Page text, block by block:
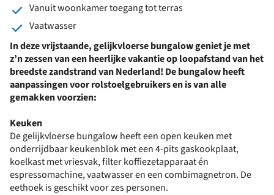
Vanuit woonkamer toegang tot terras
Vaatwasser
In deze vrijstaande, gelijkvloerse bungalow geniet je met
z’n zessen van een heerlijke vakantie op loopafstand van het
breedste zandstrand van Nederland! De bungalow heeft
aanpassingen voor rolstoelgebruikers en is van alle
gemakken voorzien:
Keuken
De gelijkvloerse bungalow heeft een open keuken met
onderrijdbaar keukenblok met een 4-pits gaskookplaat,
koelkast met vriesvak, filter koffiezetapparaat én
espressomachine, vaatwasser en een combimagnetron. De
eethoek is geschikt voor zes personen.